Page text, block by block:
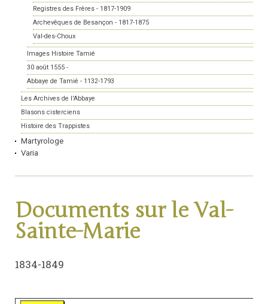
Registres des Frères - 1817-1909
Archevêques de Besançon - 1817-1875
Val-des-Choux
Images Histoire Tamié
30 août 1555 -
Abbaye de Tamié - 1132-1793
Les Archives de l'Abbaye
Blasons cisterciens
Histoire des Trappistes
Martyrologe
Varia
Documents sur le Val-
Sainte-Marie
1834-1849